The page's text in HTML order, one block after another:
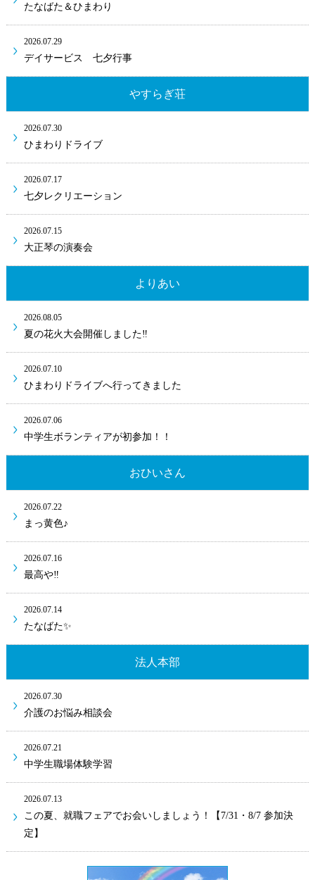
たなばた＆ひまわり
2026.07.29
デイサービス 七夕行事
やすらぎ荘
2026.07.30
ひまわりドライブ
2026.07.17
七夕レクリエーション
2026.07.15
大正琴の演奏会
よりあい
2026.08.05
夏の花火大会開催しました‼
2026.07.10
ひまわりドライブへ行ってきました
2026.07.06
中学生ボランティアが初参加！！
おひいさん
2026.07.22
まっ黄色♪
2026.07.16
最高や‼
2026.07.14
たなばた✨
法人本部
2026.07.30
介護のお悩み相談会
2026.07.21
中学生職場体験学習
2026.07.13
この夏、就職フェアでお会いしましょう！【7/31・8/7 参加決
定】